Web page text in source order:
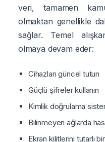
veri, tamamen
olmaktan genellikle
sağlar. Temel
olmaya devam eder:
Cihazları güncel tutun
Güçlü şifreler kullanın
Kimlik doğrulama
Bilinmeyen ağlarda
Ekran kilitlerini tutarlı